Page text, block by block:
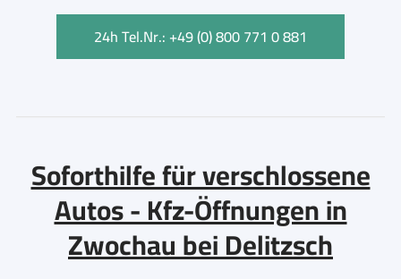
24h Tel.Nr.: +49 (0) 800 771 0 881
Soforthilfe für verschlossene
Autos - Kfz-Öffnungen in
Zwochau bei Delitzsch